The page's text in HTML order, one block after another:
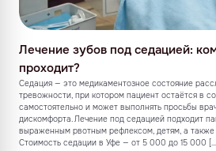
Лечение зубов под седацией:
проходит?
Седация — это медикаментозное состояние
тревожности, при котором пациент остаётся в
самостоятельно и может выполнять просьбы
дискомфорта. Лечение под седацией подходит
выраженным рвотным рефлексом, детям, а также
Стоимость седации в Уфе — от 5 000 до 15 000